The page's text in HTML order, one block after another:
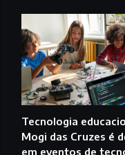
Tecnologia
Mogi das Cruzes é
em eventos de